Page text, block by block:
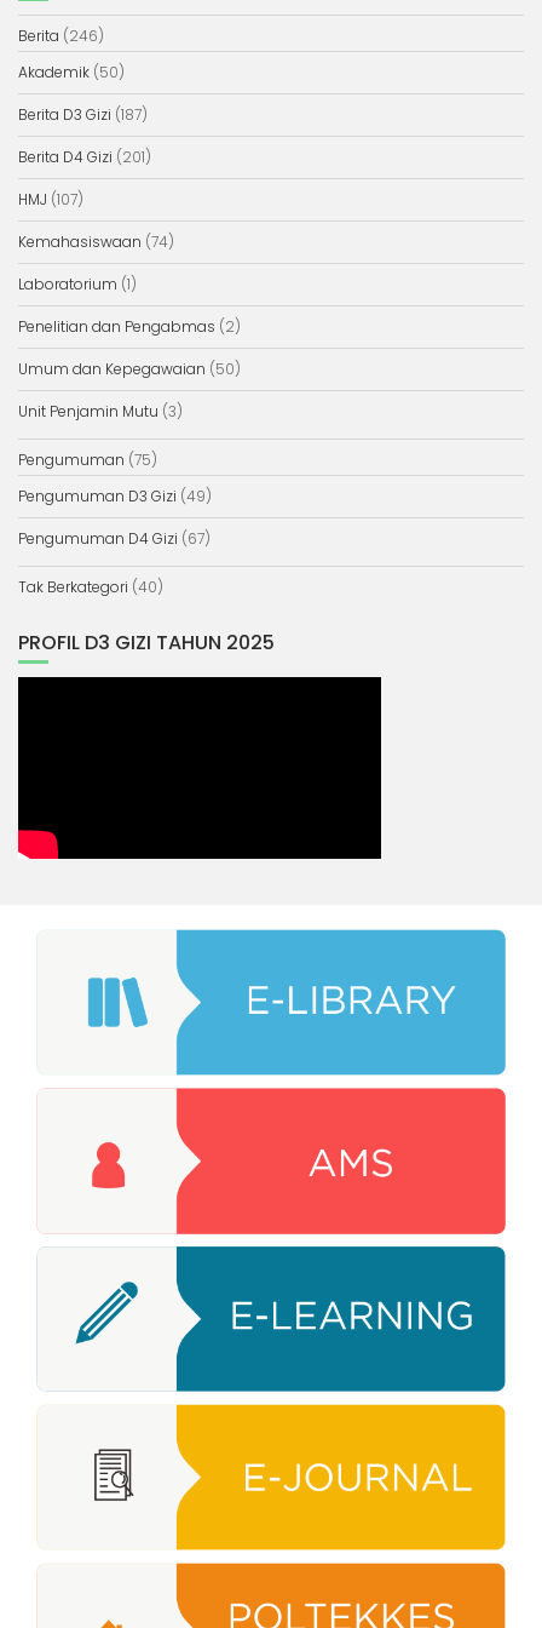
Berita (246)
Akademik (50)
Berita D3 Gizi (187)
Berita D4 Gizi (201)
HMJ (107)
Kemahasiswaan (74)
Laboratorium (1)
Penelitian dan Pengabmas (2)
Umum dan Kepegawaian (50)
Unit Penjamin Mutu (3)
Pengumuman (75)
Pengumuman D3 Gizi (49)
Pengumuman D4 Gizi (67)
Tak Berkategori (40)
PROFIL D3 GIZI TAHUN 2025